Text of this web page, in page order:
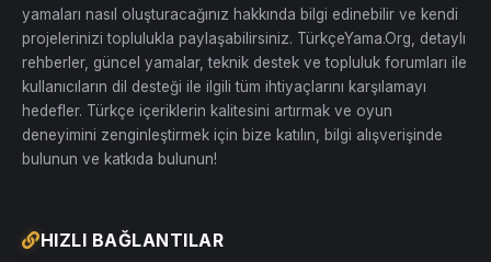
yamaları nasıl oluşturacağınız hakkında bilgi edinebilir ve kendi
projelerinizi toplulukla paylaşabilirsiniz. TürkçeYama.Org, detaylı
rehberler, güncel yamalar, teknik destek ve topluluk forumları ile
kullanıcıların dil desteği ile ilgili tüm ihtiyaçlarını karşılamayı
hedefler. Türkçe içeriklerin kalitesini artırmak ve oyun
deneyimini zenginleştirmek için bize katılın, bilgi alışverişinde
bulunun ve katkıda bulunun!
HIZLI BAĞLANTILAR